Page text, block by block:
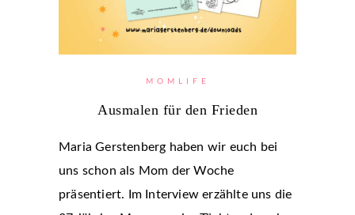
MOMLIFE
Ausmalen für den Frieden
Maria Gerstenberg haben wir euch bei
uns schon als Mom der Woche
präsentiert. Im Interview erzählte uns die